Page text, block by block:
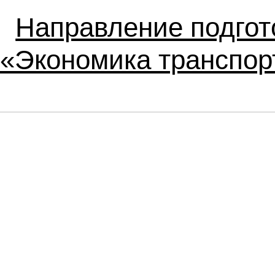
Направление
«Экономика